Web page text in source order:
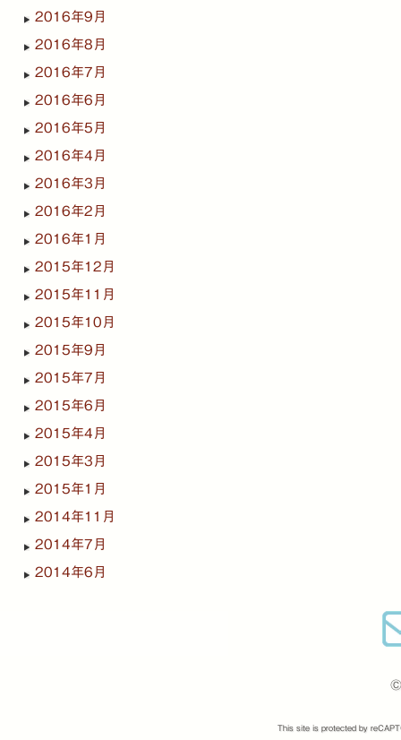
2016年9月
2016年8月
2016年7月
2016年6月
2016年5月
2016年4月
2016年3月
2016年2月
2016年1月
2015年12月
2015年11月
2015年10月
2015年9月
2015年7月
2015年6月
2015年4月
2015年3月
2015年1月
2014年11月
2014年7月
2014年6月
©
This site is protected by